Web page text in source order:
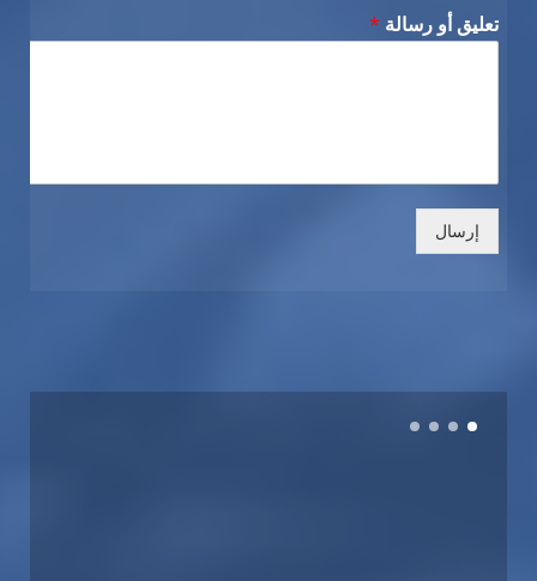
تعليق أو رسالة *
إرسال